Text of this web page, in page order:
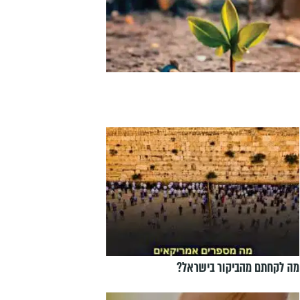
מה לקחתם מהביקור בישראל?